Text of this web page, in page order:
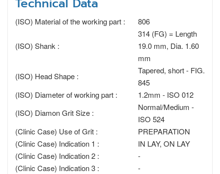
(ISO) Material of the working part : 806
(ISO) Shank :
314 (FG) = Length
19.0 mm, Dia. 1.60
mm
(ISO) Head Shape :
Tapered, short - FIG.
845
(ISO) Diameter of working part :
1.2mm - ISO 012
(ISO) Diamon Grit Size :
Normal/Medium -
ISO 524
(Clinic Case) Use of Grit :
PREPARATION
(Clinic Case) Indication 1 :
IN LAY, ON LAY
(Clinic Case) Indication 2 :
-
(Clinic Case) Indication 3 :
-